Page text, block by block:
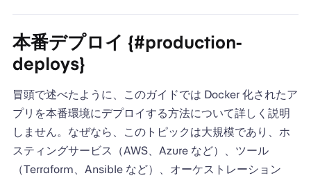
本番デプロイ {#production-
deploys}
冒頭で述べたように、このガイドでは Docker 化されたア
プリを本番環境にデプロイする方法について詳しく説明
しません。なぜなら、このトピックは大規模であり、ホ
スティングサービス（AWS、Azure など）、ツール
（Terraform、Ansible など）、オーケストレーション